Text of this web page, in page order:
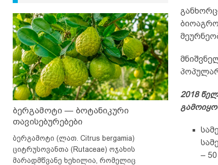
2018
–
ბერგამოტი — ბოტანიკური
თავისებურებები
ბერგამოტი (ლათ. Citrus bergamia)
ციტრუსოვანთა (Rutaceae) ოჯახის
მარადმწვანე ხეხილია, რომელიც